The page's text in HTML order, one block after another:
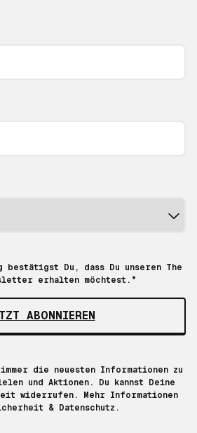
bestätigst Du, dass Du unseren The
erhalten möchtest.*
ABONNIEREN
die neuesten Informationen zu
und Aktionen. Du kannst Deine
widerrufen. Mehr Informationen
& Datenschutz.